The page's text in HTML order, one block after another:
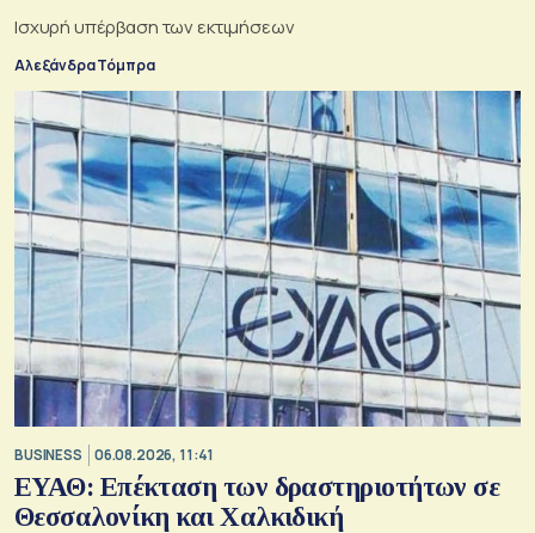
Ισχυρή υπέρβαση των εκτιμήσεων
Αλεξάνδρα Τόμπρα
BUSINESS 06.08.2026, 11:41
ΕΥΑΘ: Επέκταση των δραστηριοτήτων σε
Θεσσαλονίκη και Χαλκιδική